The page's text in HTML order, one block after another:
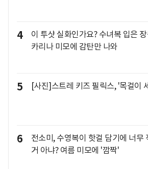
4
이 투샷 실화인가요? 수녀복 입은 장
카리나 미모에 감탄만 나와
5 [사진]스트레 키즈 필릭스, '목걸이
6
전소미, 수영복이 핫걸 담기에 너무
거 아냐? 여름 미모에 '깜짝'